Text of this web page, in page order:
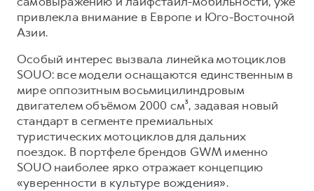
привлекла внимание в Европе и Юго-Восточной
Азии.
Особый интерес вызвала линейка мотоциклов
SOUO: все модели оснащаются единственным в
мире оппозитным восьмицилиндровым
двигателем объёмом 2000 см³, задавая новый
стандарт в сегменте премиальных
туристических мотоциклов для дальних
поездок. В портфеле брендов GWM именно
SOUO наиболее ярко отражает концепцию
«уверенности в культуре вождения».